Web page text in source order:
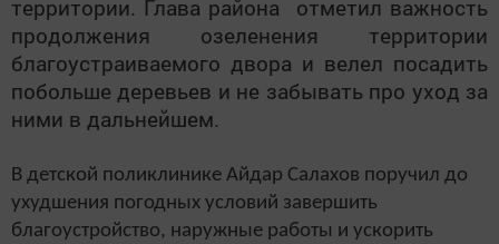
территории. Глава района отметил важность
продолжения озеленения территории
благоустраиваемого двора и велел посадить
побольше деревьев и не забывать про уход за
ними в дальнейшем.
В детской поликлинике Айдар Салахов поручил до
ухудшения погодных условий завершить
благоустройство, наружные работы и ускорить